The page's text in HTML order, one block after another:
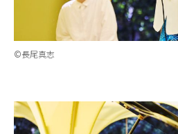
©長尾真志